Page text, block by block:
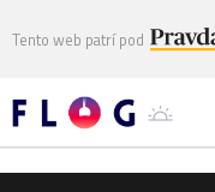
Tento web patrí pod